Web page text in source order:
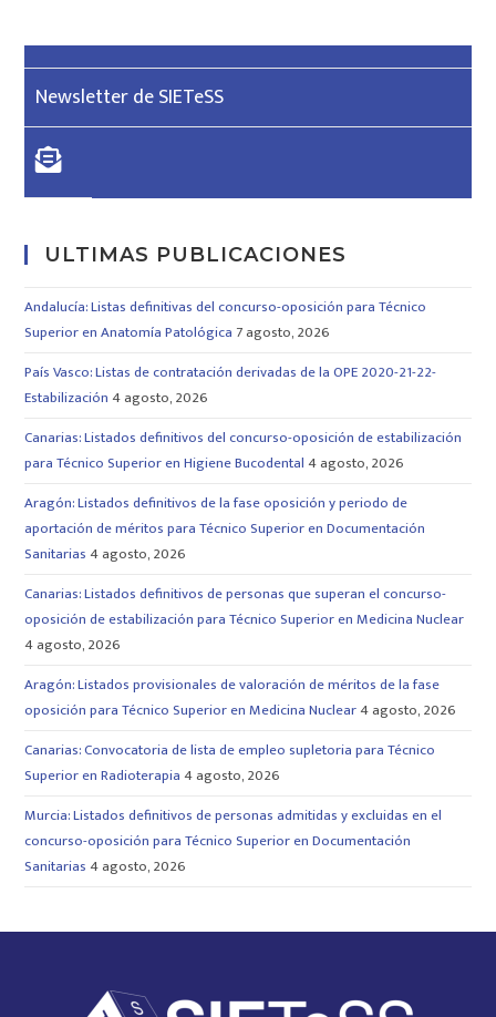
Newsletter de SIETeSS
ULTIMAS PUBLICACIONES
Andalucía: Listas definitivas del concurso-oposición para Técnico
Superior en Anatomía Patológica 7 agosto, 2026
País Vasco: Listas de contratación derivadas de la OPE 2020-21-22-
Estabilización 4 agosto, 2026
Canarias: Listados definitivos del concurso-oposición de estabilización
para Técnico Superior en Higiene Bucodental 4 agosto, 2026
Aragón: Listados definitivos de la fase oposición y periodo de
aportación de méritos para Técnico Superior en Documentación
Sanitarias 4 agosto, 2026
Canarias: Listados definitivos de personas que superan el concurso-
oposición de estabilización para Técnico Superior en Medicina Nuclear
4 agosto, 2026
Aragón: Listados provisionales de valoración de méritos de la fase
oposición para Técnico Superior en Medicina Nuclear4 agosto, 2026
Canarias: Convocatoria de lista de empleo supletoria para Técnico
Superior en Radioterapia 4 agosto, 2026
Murcia: Listados definitivos de personas admitidas y excluidas en el
concurso-oposición para Técnico Superior en Documentación
Sanitarias 4 agosto, 2026